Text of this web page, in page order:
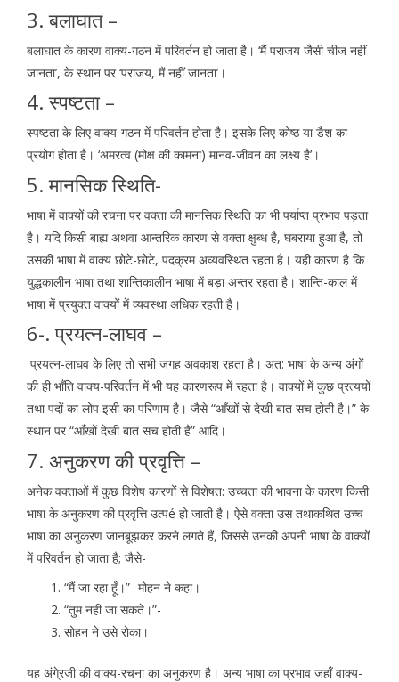
3. बलाघात –
बलाघात के कारण वाक्य-गठन में परिवर्तन हो जाता है। ‘मैं पराजय जैसी चीज नहीं
जानता’, के स्थान पर ‘पराजय, मैं नहीं जानता’।
4. स्पष्टता –
स्पष्टता के लिए वाक्य-गठन में परिवर्तन होता है। इसके लिए कोष्ठ या डैश का
प्रयोग होता है। ‘अमरत्व (मोक्ष की कामना) मानव-जीवन का लक्ष्य है’।
5. मानसिक स्थिति-
भाषा में वाक्यों की रचना पर वक्ता की मानसिक स्थिति का भी पर्याप्त प्रभाव पड़ता
है। यदि किसी बाह्य अथवा आन्तरिक कारण से वक्ता क्षुब्ध है, घबराया हुआ है, तो
उसकी भाषा में वाक्य छोटे-छोटे, पदक्रम अव्यवस्थित रहता है। यही कारण है कि
युद्धकालीन भाषा तथा शान्तिकालीन भाषा में बड़ा अन्तर रहता है। शान्ति-काल में
भाषा में प्रयुक्त वाक्यों में व्यवस्था अधिक रहती है।
6-. प्रयत्न-लाघव –
प्रयत्न-लाघव के लिए तो सभी जगह अवकाश रहता है। अत: भाषा के अन्य अंगों
की ही भाँति वाक्य-परिवर्तन में भी यह कारणरूप में रहता है। वाक्यों में कुछ प्रत्ययों
तथा पदों का लोप इसी का परिणाम है। जैसे “आँखों से देखी बात सच होती है।” के
स्थान पर “आँखों देखी बात सच होती है” आदि।
7. अनुकरण की प्रवृत्ति –
अनेक वक्ताओं में कुछ विशेष कारणों से विशेषत: उच्चता की भावना के कारण किसी
भाषा के अनुकरण की प्रवृत्ति उत्पé हो जाती है। ऐसे वक्ता उस तथाकथित उच्च
भाषा का अनुकरण जानबूझकर करने लगते हैं, जिससे उनकी अपनी भाषा के वाक्यों
में परिवर्तन हो जाता है; जैसे-
“मैं जा रहा हूँ।”- मोहन ने कहा।
“तुम नहीं जा सकते।”-
सोहन ने उसे रोका।
यह अंगे्रजी की वाक्य-रचना का अनुकरण है। अन्य भाषा का प्रभाव जहाँ वाक्य-